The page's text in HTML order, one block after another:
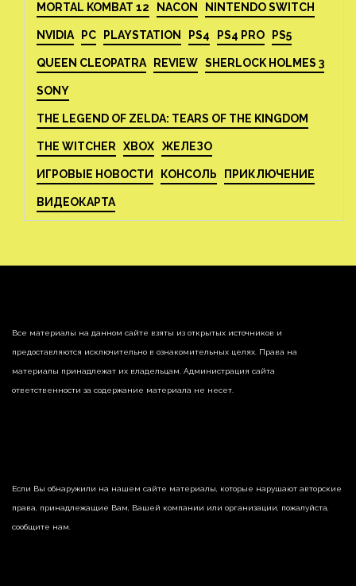
MORTAL KOMBAT 12 NACON NINTENDO SWITCH
NVIDIA PC PLAYSTATION PS4 PS4 PRO PS5
QUEEN CLEOPATRA REVIEW SHERLOCK HOLMES 3
SONY
THE LEGEND OF ZELDA: TEARS OF THE KINGDOM
THE WITCHER XBOX ЖЕЛЕЗО
ИГРОВЫЕ НОВОСТИ КОНСОЛЬ ПРИКЛЮЧЕНИЕ
ВИДЕОКАРТА
Все материалы на данном сайте взяты из открытых источников и
предоставляются исключительно в ознакомительных целях. Права на
материалы принадлежат их владельцам. Администрация сайта
ответственности за содержание материала не несет.
Если Вы обнаружили на нашем сайте материалы, которые нарушают авторские
права, принадлежащие Вам, Вашей компании или организации, пожалуйста,
сообщите нам.